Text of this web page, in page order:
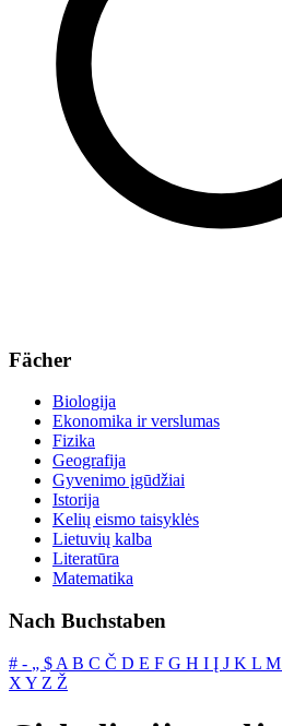
Fächer
Biologija
Ekonomika ir verslumas
Fizika
Geografija
Gyvenimo įgūdžiai
Istorija
Kelių eismo taisyklės
Lietuvių kalba
Literatūra
Matematika
Nach Buchstaben
# ‐ „ $ A B C Č D E F G H I Į J K L M
X Y Z Ž